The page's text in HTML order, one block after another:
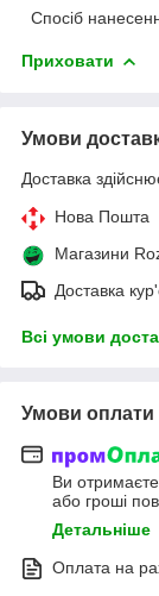
Спосіб
Приховати
Умови
Доставка
Нова Пошта
Магазини
Доставка
Всі умови
Умови оплати
Ви
або гроші
Детальніше
Оплата на